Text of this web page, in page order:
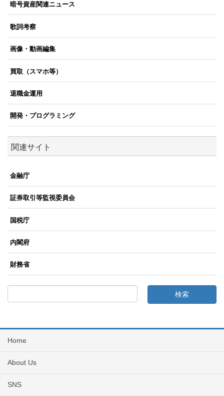
暗号資産関連ニュース
歌詞考察
画像・動画編集
買取（スマホ等）
退職金運用
開発・プログラミング
関連サイト
金融庁
証券取引等監視委員会
国税庁
内閣府
財務省
Home
About Us
SNS